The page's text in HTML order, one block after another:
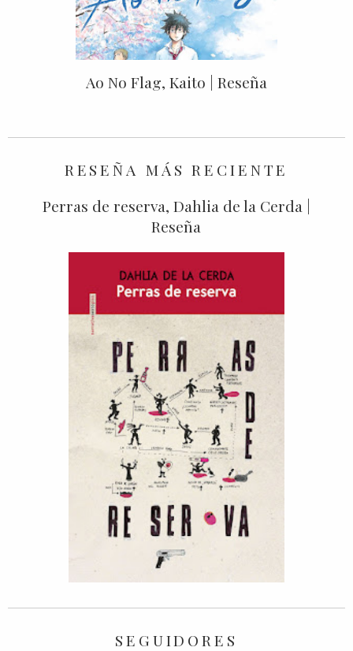
Ao No Flag, Kaito | Reseña
RESEÑA MÁS RECIENTE
Perras de reserva, Dahlia de la Cerda |
Reseña
SEGUIDORES